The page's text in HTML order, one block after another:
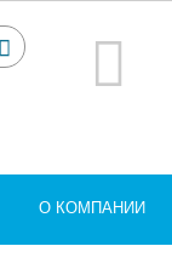
О КОМПАНИИ